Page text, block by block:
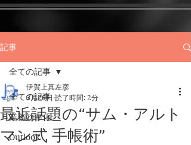
記事
全ての記事
業務効率化
Outlook
全ての記事
最近話題の“サム・アルト
マン式 手帳術”
伊賀上真左彦
3月26日 読了時間: 2分